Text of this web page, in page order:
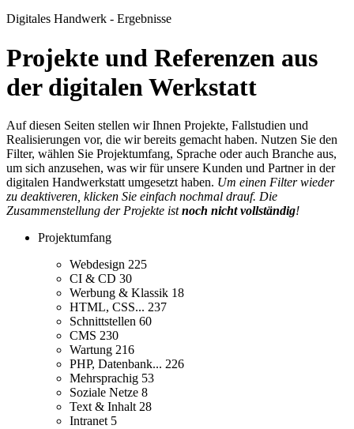
Digitales Handwerk - Ergebnisse
Projekte und Referenzen aus
der digitalen Werkstatt
Auf diesen Seiten stellen wir Ihnen Projekte, Fallstudien und
Realisierungen vor, die wir bereits gemacht haben. Nutzen Sie den
Filter, wählen Sie Projektumfang, Sprache oder auch Branche aus,
um sich anzusehen, was wir für unsere Kunden und Partner in der
digitalen Handwerkstatt umgesetzt haben. Um einen Filter wieder
zu deaktiveren, klicken Sie einfach nochmal drauf. Die
Zusammenstellung der Projekte istnoch nicht vollständig!
Projektumfang
Webdesign 225
CI & CD 30
Werbung & Klassik 18
HTML, CSS... 237
Schnittstellen 60
CMS 230
Wartung 216
PHP, Datenbank... 226
Mehrsprachig 53
Soziale Netze 8
Text & Inhalt 28
Intranet 5